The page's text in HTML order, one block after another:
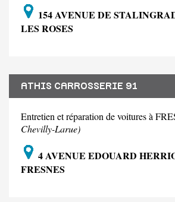
154 AVENUE DE
LES ROSES
ATHIS CARROSSERIE 91
Entretien et réparation de voitures à
Chevilly-Larue)
4 AVENUE EDOUARD
FRESNES